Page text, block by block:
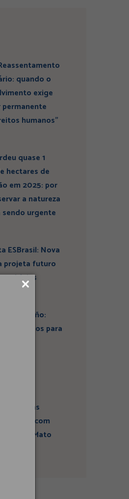
quando o
exige
humanos”
quase 1
hectares de
em 2025: por
a natureza
urgente
ESBrasil: Nova
projeta futuro
Ideias
El Niño:
preparados para
sísmicas
diálogo com
em Mato